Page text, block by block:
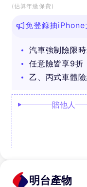
(估算年繳保費)
免登錄抽iPhone
汽車強制險限
任意險皆享9折
乙、丙式車體
賠他人
明台產物